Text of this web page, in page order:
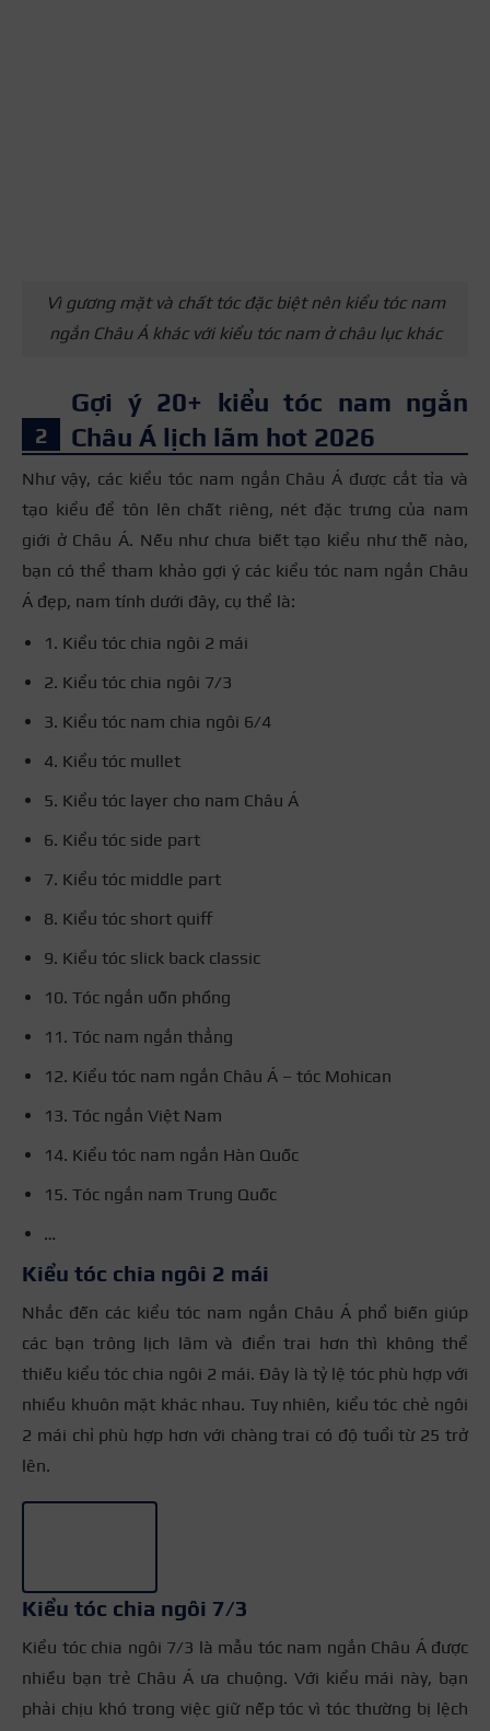
Vì gương mặt và chất tóc đặc biệt nên kiểu tóc nam
ngắn Châu Á khác với kiểu tóc nam ở châu lục khác
Gợi ý 20+ kiểu tóc nam ngắn
Châu Á lịch lãm hot 2026
Như vậy, các kiểu tóc nam ngắn Châu Á được cắt tỉa và
tạo kiểu để tôn lên chất riêng, nét đặc trưng của nam
giới ở Châu Á. Nếu như chưa biết tạo kiểu như thế nào,
bạn có thể tham khảo gợi ý các kiểu tóc nam ngắn Châu
Á đẹp, nam tính dưới đây, cụ thể là:
1. Kiểu tóc chia ngôi 2 mái
2. Kiểu tóc chia ngôi 7/3
3. Kiểu tóc nam chia ngôi 6/4
4. Kiểu tóc mullet
5. Kiểu tóc layer cho nam Châu Á
6. Kiểu tóc side part
7. Kiểu tóc middle part
8. Kiểu tóc short quiff
9. Kiểu tóc slick back classic
10. Tóc ngắn uốn phồng
11. Tóc nam ngắn thẳng
12. Kiểu tóc nam ngắn Châu Á – tóc Mohican
13. Tóc ngắn Việt Nam
14. Kiểu tóc nam ngắn Hàn Quốc
15. Tóc ngắn nam Trung Quốc
…
Kiểu tóc chia ngôi 2 mái
Nhắc đến các kiểu tóc nam ngắn Châu Á phổ biến giúp
các bạn trông lịch lãm và điển trai hơn thì không thể
thiếu kiểu tóc chia ngôi 2 mái. Đây là tỷ lệ tóc phù hợp với
nhiều khuôn mặt khác nhau. Tuy nhiên, kiểu tóc chẻ ngôi
2 mái chỉ phù hợp hơn với chàng trai có độ tuổi từ 25 trở
lên.
Kiểu tóc chia ngôi 7/3
Kiểu tóc chia ngôi 7/3 là mẫu tóc nam ngắn Châu Á được
nhiều bạn trẻ Châu Á ưa chuộng. Với kiểu mái này, bạn
phải chịu khó trong việc giữ nếp tóc vì tóc thường bị lệch